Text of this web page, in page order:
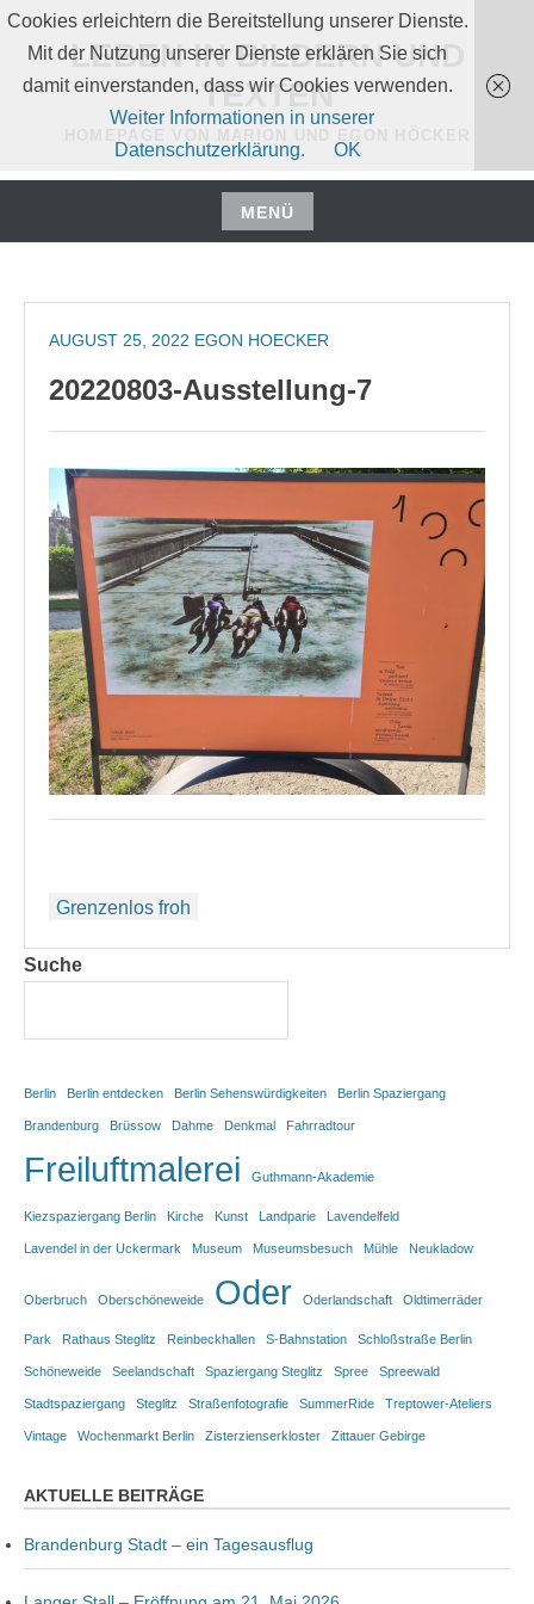
Zum
Inhalt
springen
LEBEN IN BILDERN UND
TEXTEN
MENÜ
Zum
springen
AUGUST 25, 2022 EGON HOECKER
20220803-Ausstellung-7
Beitragsnavigation
Grenzenlos froh
Suche
Berlin Berlin entdecken Berlin Sehenswürdigkeiten Berlin Spaziergang
Brandenburg Brüssow Dahme Denkmal Fahrradtour
Freiluftmalerei Guthmann-Akademie
Kiezspaziergang Berlin Kirche Kunst Landparie Lavendelfeld
Lavendel in der Uckermark Museum Museumsbesuch Mühle Neukladow
Oberbruch Oberschöneweide Oder Oderlandschaft Oldtimerräder
Park Rathaus Steglitz Reinbeckhallen S-Bahnstation Schloßstraße Berlin
Schöneweide Seelandschaft Spaziergang Steglitz Spree Spreewald
Stadtspaziergang Steglitz Straßenfotografie SummerRide Treptower-Ateliers
Vintage Wochenmarkt Berlin Zisterzienserkloster Zittauer Gebirge
AKTUELLE BEITRÄGE
Brandenburg Stadt – ein Tagesausflug
Cookies erleichtern die Bereitstellung unserer Dienste.
Mit der Nutzung unserer Dienste erklären Sie sich
damit einverstanden, dass wir Cookies verwenden.
Weiter Informationen in unserer
Datenschutzerklärung.
OK